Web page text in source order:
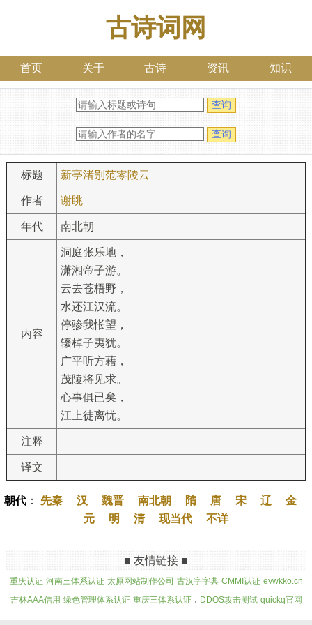
古诗词网
首页 关于 古诗 资讯 知识
标题 新亭渚别范零陵云
作者 谢眺
年代 南北朝
内容
洞庭张乐地，
潇湘帝子游。
云去苍梧野，
水还江汉流。
停骖我怅望，
辍棹子夷犹。
广平听方藉，
茂陵将见求。
心事俱已矣，
江上徒离忧。
注释
译文
朝代 ： 先秦 汉 魏晋 南北朝 隋 唐 宋 辽
金
元
明 清 现当代 不详
■ 友情链接 ■
重庆认证 河南三体系认证 太原网站制作公司 古汉字字典 CMMI认证 evwkko.cn
吉林AAA信用 绿色管理体系认证 重庆三体系认证 . DDOS攻击测试 quickq官网